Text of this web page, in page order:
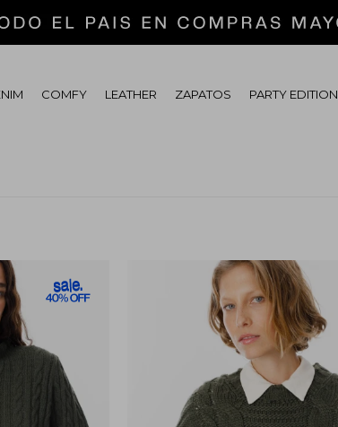
COMFY LEATHER ZAPATOS PARTY EDITION